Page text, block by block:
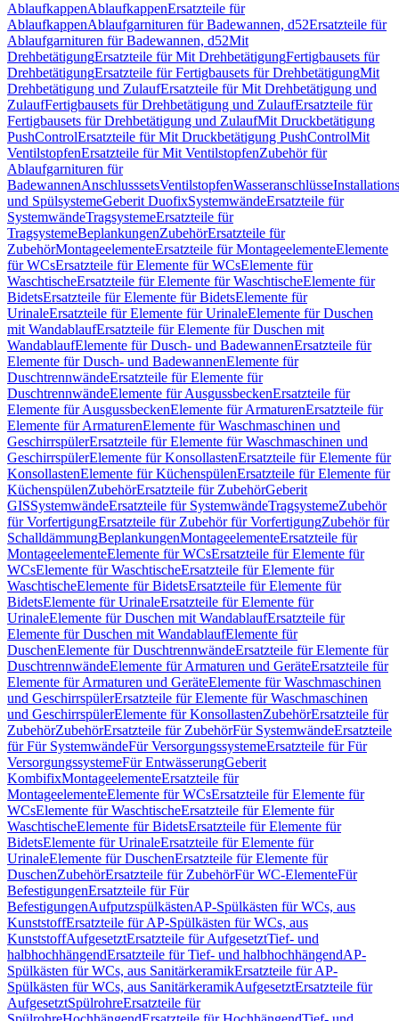
AblaufkappenAblaufkappenErsatzteile für
AblaufkappenAblaufgarnituren für Badewannen, d52Ersatzteile für
Ablaufgarnituren für Badewannen, d52Mit
DrehbetätigungErsatzteile für Mit DrehbetätigungFertigbausets für
DrehbetätigungErsatzteile für Fertigbausets für DrehbetätigungMit
Drehbetätigung und ZulaufErsatzteile für Mit Drehbetätigung und
ZulaufFertigbausets für Drehbetätigung und ZulaufErsatzteile für
Fertigbausets für Drehbetätigung und ZulaufMit Druckbetätigung
PushControlErsatzteile für Mit Druckbetätigung PushControlMit
VentilstopfenErsatzteile für Mit VentilstopfenZubehör für
Ablaufgarnituren für
BadewannenAnschlusssetsVentilstopfenWasseranschlüsse
und SpülsystemeGeberit DuofixSystemwändeErsatzteile für
SystemwändeTragsystemeErsatzteile für
TragsystemeBeplankungenZubehörErsatzteile für
ZubehörMontageelementeErsatzteile für MontageelementeElemente
für WCsErsatzteile für Elemente für WCsElemente für
WaschtischeErsatzteile für Elemente für WaschtischeElemente für
BidetsErsatzteile für Elemente für BidetsElemente für
UrinaleErsatzteile für Elemente für UrinaleElemente für Duschen
mit WandablaufErsatzteile für Elemente für Duschen mit
WandablaufElemente für Dusch- und BadewannenErsatzteile für
Elemente für Dusch- und BadewannenElemente für
DuschtrennwändeErsatzteile für Elemente für
DuschtrennwändeElemente für AusgussbeckenErsatzteile für
Elemente für AusgussbeckenElemente für ArmaturenErsatzteile für
Elemente für ArmaturenElemente für Waschmaschinen und
GeschirrspülerErsatzteile für Elemente für Waschmaschinen und
GeschirrspülerElemente für KonsollastenErsatzteile für Elemente für
KonsollastenElemente für KüchenspülenErsatzteile für Elemente für
KüchenspülenZubehörErsatzteile für ZubehörGeberit
GISSystemwändeErsatzteile für SystemwändeTragsystemeZubehör
für VorfertigungErsatzteile für Zubehör für VorfertigungZubehör für
SchalldämmungBeplankungenMontageelementeErsatzteile für
MontageelementeElemente für WCsErsatzteile für Elemente für
WCsElemente für WaschtischeErsatzteile für Elemente für
WaschtischeElemente für BidetsErsatzteile für Elemente für
BidetsElemente für UrinaleErsatzteile für Elemente für
UrinaleElemente für Duschen mit WandablaufErsatzteile für
Elemente für Duschen mit WandablaufElemente für
DuschenElemente für DuschtrennwändeErsatzteile für Elemente für
DuschtrennwändeElemente für Armaturen und GeräteErsatzteile für
Elemente für Armaturen und GeräteElemente für Waschmaschinen
und GeschirrspülerErsatzteile für Elemente für Waschmaschinen
und GeschirrspülerElemente für KonsollastenZubehörErsatzteile für
ZubehörZubehörErsatzteile für ZubehörFür SystemwändeErsatzteile
für Für SystemwändeFür VersorgungssystemeErsatzteile für Für
VersorgungssystemeFür EntwässerungGeberit
KombifixMontageelementeErsatzteile für
MontageelementeElemente für WCsErsatzteile für Elemente für
WCsElemente für WaschtischeErsatzteile für Elemente für
WaschtischeElemente für BidetsErsatzteile für Elemente für
BidetsElemente für UrinaleErsatzteile für Elemente für
UrinaleElemente für DuschenErsatzteile für Elemente für
DuschenZubehörErsatzteile für ZubehörFür WC-ElementeFür
BefestigungenErsatzteile für Für
BefestigungenAufputzspülkästenAP-Spülkästen für WCs, aus
KunststoffErsatzteile für AP-Spülkästen für WCs, aus
KunststoffAufgesetztErsatzteile für AufgesetztTief- und
halbhochhängendErsatzteile für Tief- und halbhochhängendAP-
Spülkästen für WCs, aus SanitärkeramikErsatzteile für AP-
Spülkästen für WCs, aus SanitärkeramikAufgesetztErsatzteile für
AufgesetztSpülrohreErsatzteile für